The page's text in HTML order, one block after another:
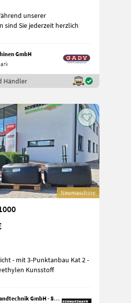
sind Sie jederzeit herzlich
GmbH
Händler
Neumaschine
Kunsstoff
Schwarzmayr Landtechnik GmbH - Schlitters